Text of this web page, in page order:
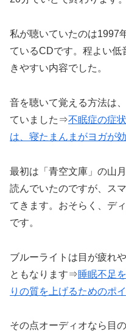
私が聴いていたのは1997
ているCDです。程よい
きやすい内容でした。
音を聴いて覚える方法は
ていました⇒不眠症の症
は、寝たまんまがヨガが
最初は「青空文庫」の山
読んでいたのですが、ス
てきます。おそらく、デ
です。
ブルーライトは目が疲れ
ともなります⇒睡眠不足
りの質を上げるためのポ
その点オーディオなら目